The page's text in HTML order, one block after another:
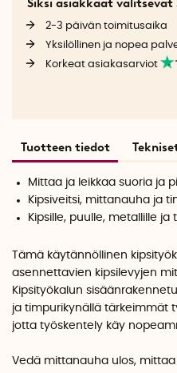
Siksi asiakkaat valitsevat
2-3 päivän toimitusaika
Yksilöllinen ja nopea
Korkeat asiakasarviot
Tuotteen tiedot
Mittaa ja leikkaa suoria ja
Kipsiveitsi, mittanauha ja
Kipsille, puulle, metallille ja
Tämä käytännöllinen
asennettavien kipsilevyjen
Kipsityökalun
ja timpurikynällä tärkeimmät
jotta työskentely käy
Vedä mittanauha ulos,